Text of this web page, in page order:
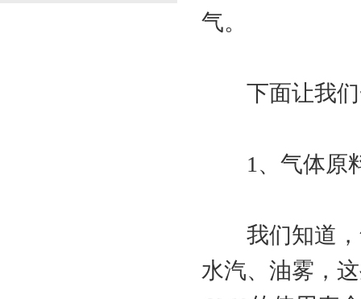
气。
下面让我们
1、气体原
我们知道，
水汽、油雾，